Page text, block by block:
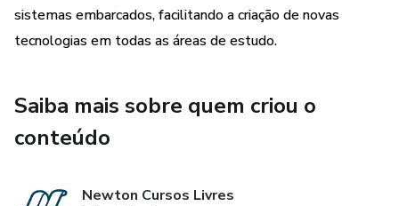
sistemas embarcados, facilitando a criação de novas
tecnologias em todas as áreas de estudo.
Saiba mais sobre quem criou o
conteúdo
Newton Cursos Livres